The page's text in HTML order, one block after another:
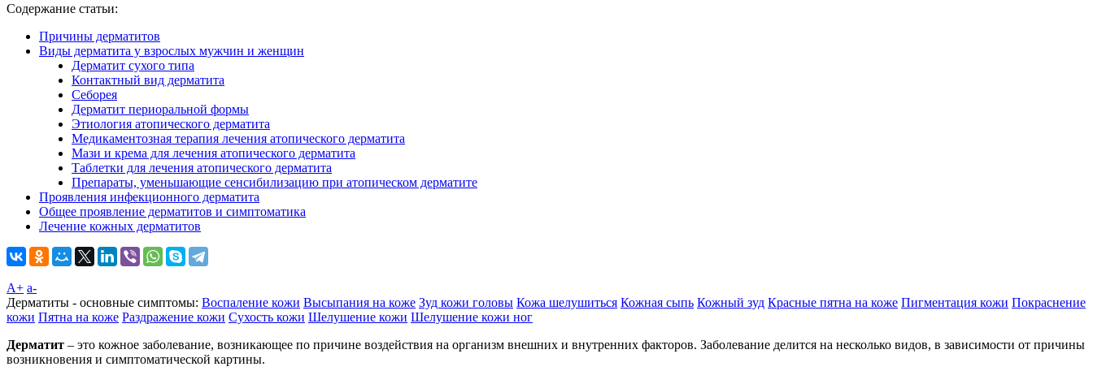
Содержание статьи:
Причины дерматитов
Виды дерматита у взрослых мужчин и женщин
Дерматит сухого типа
Контактный вид дерматита
Себорея
Дерматит периоральной формы
Этиология атопического дерматита
Медикаментозная терапия лечения атопического дерматита
Мази и крема для лечения атопического дерматита
Таблетки для лечения атопического дерматита
Препараты, уменьшающие сенсибилизацию при атопическом дерматите
Проявления инфекционного дерматита
Общее проявление дерматитов и симптоматика
Лечение кожных дерматитов
A+ а-
Дерматиты - основные симптомы: Воспаление кожи Высыпания на коже Зуд кожи головы Кожа шелушиться Кожная сыпь Кожный зуд Красные пятна на коже Пигментация кожи Покраснение
кожи Пятна на коже Раздражение кожи Сухость кожи Шелушение кожи Шелушение кожи ног
Дерматит – это кожное заболевание, возникающее по причине воздействия на организм внешних и внутренних факторов. Заболевание делится на несколько видов, в зависимости от причины
возникновения и симптоматической картины.